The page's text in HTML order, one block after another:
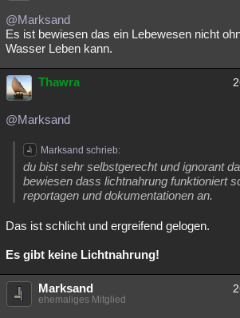
@Marksand
Es ist bewiesen das ein Lebewesen nicht
Wasser Leben kann.
Thawra
@Marksand
Marksand schrieb:
du bist sehr selbstgerecht und ignorant
bewiesen dass lichtnahrung funktioniert
reportagen und dokumentationen an.
Das ist schlicht und ergreifend gelogen.
Es gibt keine Lichtnahrung!
Marksand
ehemaliges Mitglied